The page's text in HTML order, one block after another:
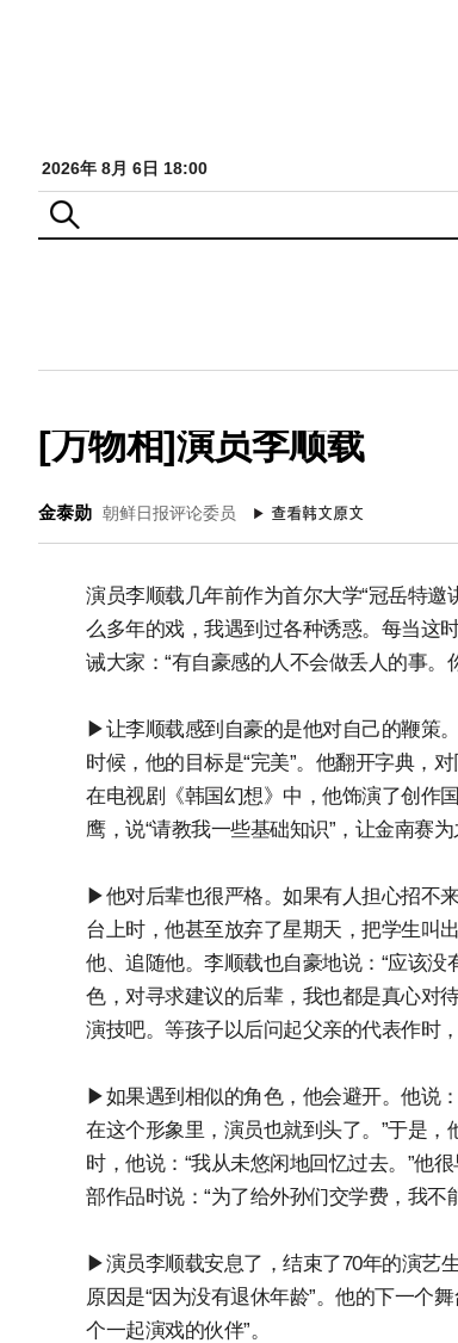
2026年 8月 6日 18:00
[万物相]演员李顺载
金泰勋 朝鲜日报评论委员
演员李顺载几年前作为首尔大学“冠岳特邀
么多年的戏，我遇到过各种诱惑。每当这
诫大家：“有自豪感的人不会做丢人的事。
▶让李顺载感到自豪的是他对自己的鞭策
时候，他的目标是“完美”。他翻开字典，对
在电视剧《韩国幻想》中，他饰演了创作
鹰，说“请教我一些基础知识”，让金南赛为
▶他对后辈也很严格。如果有人担心招不
台上时，他甚至放弃了星期天，把学生叫
他、追随他。李顺载也自豪地说：“应该
色，对寻求建议的后辈，我也都是真心对
演技吧。等孩子以后问起父亲的代表作时
▶如果遇到相似的角色，他会避开。他说
在这个形象里，演员也就到头了。”于是，
时，他说：“我从未悠闲地回忆过去。”他
部作品时说：“为了给外孙们交学费，我不
▶演员李顺载安息了，结束了70年的演艺
原因是“因为没有退休年龄”。他的下一个
个一起演戏的伙伴”。